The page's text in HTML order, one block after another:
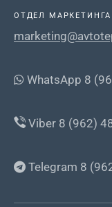
ОТДЕЛ МАРКЕТИНГА
WhatsApp 8
Viber 8 (962)
Telegram 8